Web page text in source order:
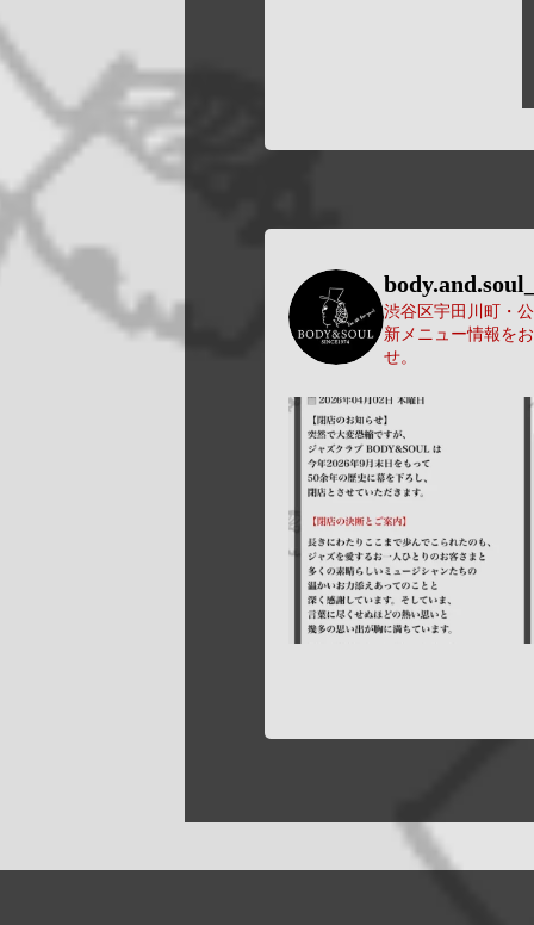
渋谷区宇田川町・
新メニュー情報を
せ。